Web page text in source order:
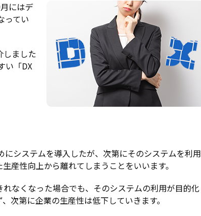
にはデ
ってい
しました
い「DX
システムを導入したが、次第にそのシステムを利用
産性向上から離れてしまうことをいいます。
なくなった場合でも、そのシステムの利用が目的化
次第に企業の生産性は低下していきます。